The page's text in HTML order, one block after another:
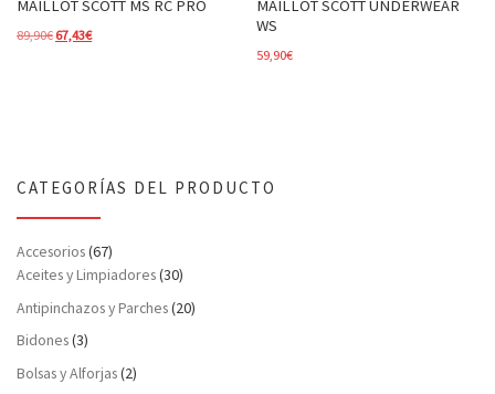
MAILLOT SCOTT MS RC PRO
89,90€ El precio original era: 89,90€.
67,43€El precio actual es: 67,43€.
MAILLOT SCOTT UNDERWEAR
WS
59,90€
CATEGORÍAS DEL PRODUCTO
Accesorios(67)
Aceites y Limpiadores(30)
Antipinchazos y Parches(20)
Bidones(3)
Bolsas y Alforjas(2)